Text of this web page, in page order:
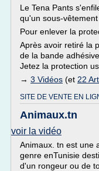
Le Tena Pants
qu'un sous-
Pour enlever la
Après avoir retiré la
de la bande
Jetez la protection
→ 3 Vidéos (et 22
SITE DE VENTE EN
Animaux.tn
voir la vidéo
Animaux. tn est une
genre enTunisie
d'un rongeur ou de